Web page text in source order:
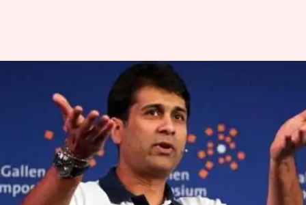
सरकार ने लॉकडाउन से कोरोना
वायरस की जगह अर्थव्यवस्था को
धराशाही कर दिया- राजीव बजाज
भारत शर्मा Jun 04, 2020 02:33 pm
क्या है खबर?